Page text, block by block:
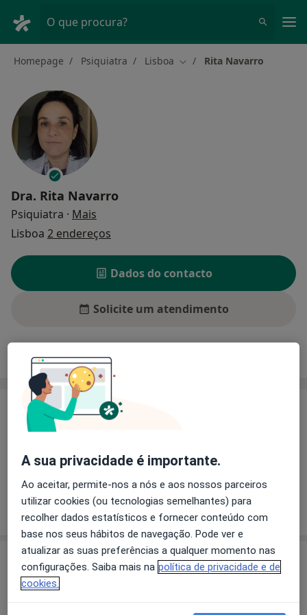
O que procura?
Homepage Psiquiatra Lisboa Mudar de cidade
Rita Navarro
Dra. Rita Navarro
Psiquiatra · Mais
Lisboa 2 endereços
Dados do contacto
Solicite um atendimento
Experiência Preços
Experiência
Pacientes que trato
Crianças (Apenas em alguns endereços)
Mostrar mais detalhes
sobre a experiência
Serviços e preços
Primeira consulta Psiquiatria
A sua privacidade é importante.
Ao aceitar, permite-nos a nós e aos nossos parceiros
utilizar cookies (ou tecnologias semelhantes) para
recolher dados estatísticos e fornecer conteúdo com
base nos seus hábitos de navegação. Pode ver e
atualizar as suas preferências a qualquer momento nas
configurações. Saiba mais na política de privacidade e de
cookies.